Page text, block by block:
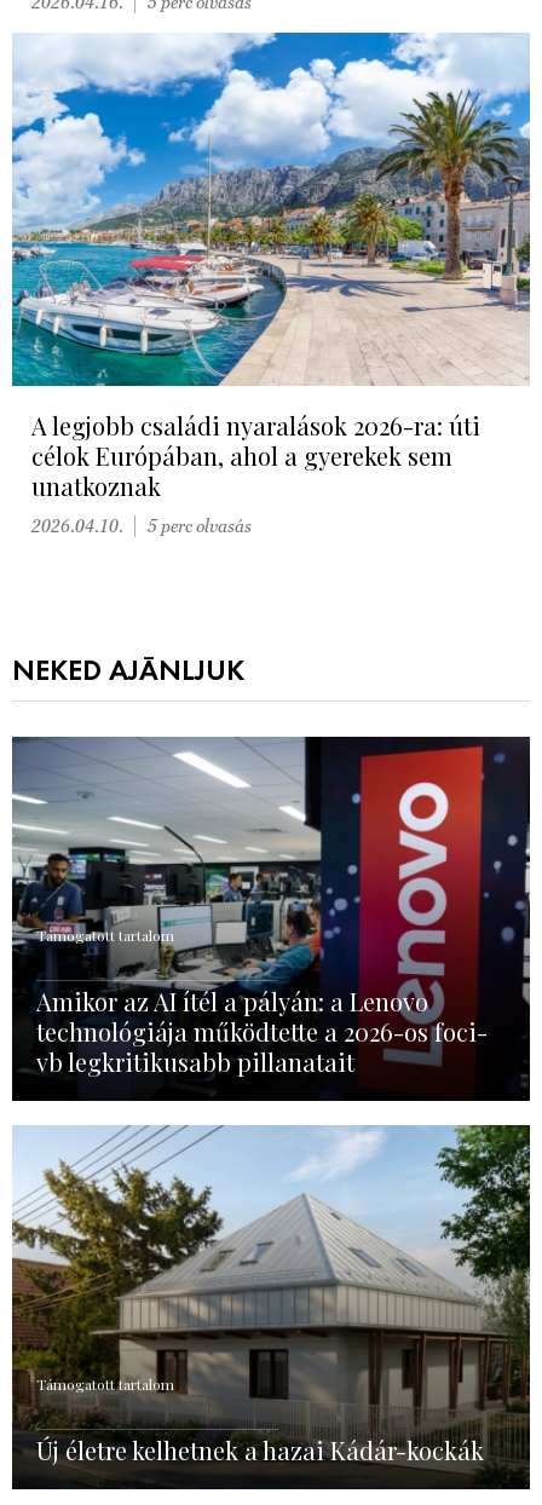
A legjobb családi nyaralások 2026-ra: úti
célok Európában, ahol a gyerekek sem
unatkoznak
2026.04.10. 5 perc olvasás
NEKED AJÁNLJUK
Támogatott tartalom
Amikor az AI ítél a pályán: a Lenovo
technológiája működtette a 2026-os foci-
vb legkritikusabb pillanatait
Támogatott tartalom
Új életre kelhetnek a hazai Kádár-kockák